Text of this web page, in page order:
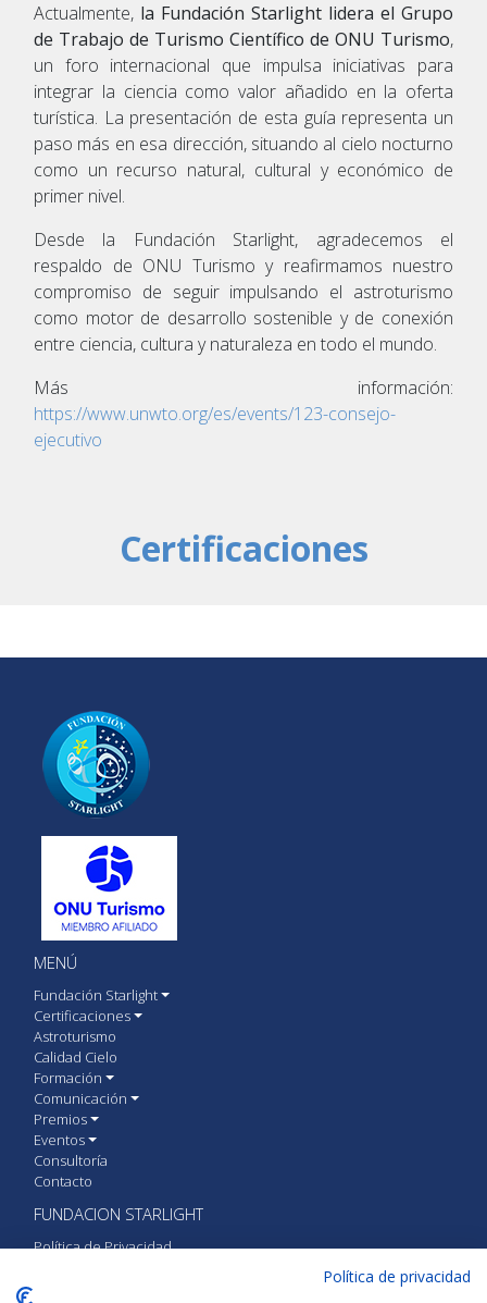
Actualmente, la Fundación Starlight lidera el Grupo
de Trabajo de Turismo Científico de ONU Turismo,
un foro internacional que impulsa iniciativas para
integrar la ciencia como valor añadido en la oferta
turística. La presentación de esta guía representa un
paso más en esa dirección, situando al cielo nocturno
como un recurso natural, cultural y económico de
primer nivel.
Desde la Fundación Starlight, agradecemos el
respaldo de ONU Turismo y reafirmamos nuestro
compromiso de seguir impulsando el astroturismo
como motor de desarrollo sostenible y de conexión
entre ciencia, cultura y naturaleza en todo el mundo.
Más información:
https://www.unwto.org/es/events/123-consejo-
ejecutivo
Certificaciones
MENÚ
Fundación Starlight
Certificaciones
Astroturismo
Calidad Cielo
Formación
Comunicación
Premios
Eventos
Consultoría
Contacto
FUNDACION STARLIGHT
Política de Privacidad
Política de privacidad